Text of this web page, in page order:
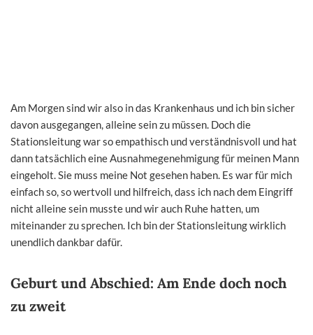
Am Morgen sind wir also in das Krankenhaus und ich bin sicher
davon ausgegangen, alleine sein zu müssen. Doch die
Stationsleitung war so empathisch und verständnisvoll und hat
dann tatsächlich eine Ausnahmegenehmigung für meinen Mann
eingeholt. Sie muss meine Not gesehen haben. Es war für mich
einfach so, so wertvoll und hilfreich, dass ich nach dem Eingriff
nicht alleine sein musste und wir auch Ruhe hatten, um
miteinander zu sprechen. Ich bin der Stationsleitung wirklich
unendlich dankbar dafür.
Geburt und Abschied: Am Ende doch noch
zu zweit